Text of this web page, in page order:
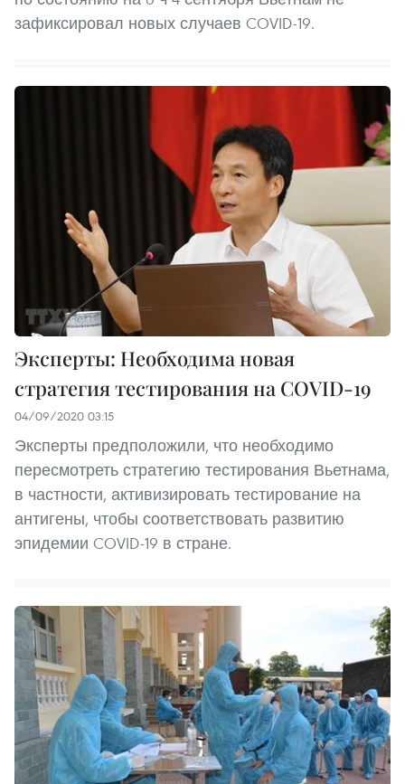
зафиксировал новых случаев COVID-19.
Эксперты: Необходима новая
стратегия тестирования на COVID-19
04/09/2020 03:15
Эксперты предположили, что необходимо
пересмотреть стратегию тестирования Вьетнама,
в частности, активизировать тестирование на
антигены, чтобы соответствовать развитию
эпидемии COVID-19 в стране.